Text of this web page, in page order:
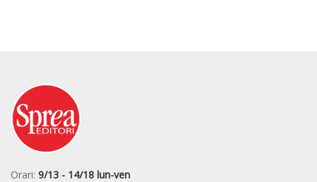
Orari: 9/13 - 14/18 lun-ven